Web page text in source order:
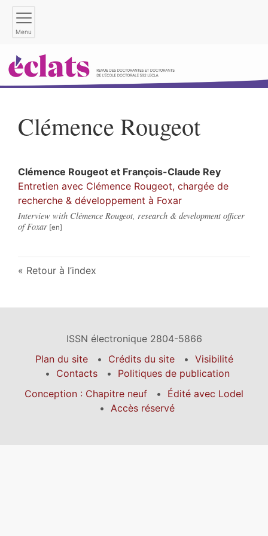
Menu
Clémence Rougeot
Clémence Rougeot et François-Claude Rey
Entretien avec Clémence Rougeot, chargée de
recherche & développement à Foxar
Interview with Clémence Rougeot, research & development officer
of Foxar
Retour à l’index
ISSN électronique 2804-5866
Plan du site
Crédits du site
Visibilité
Contacts
Politiques de publication
Conception : Chapitre neuf
Édité avec Lodel
Accès réservé